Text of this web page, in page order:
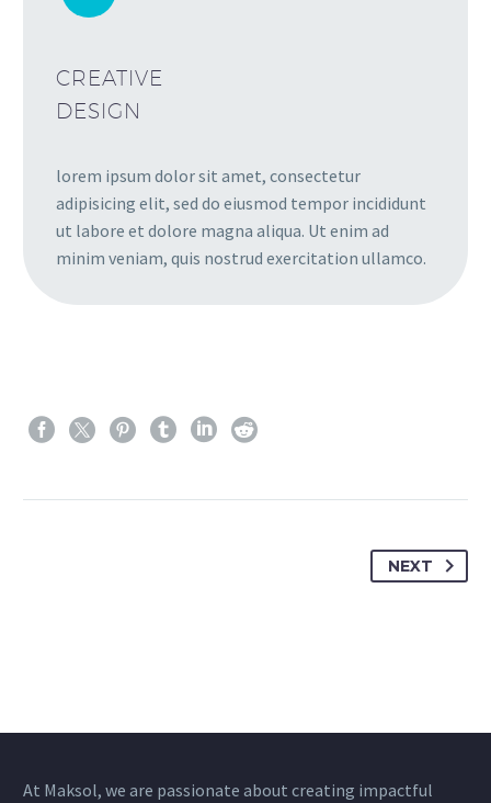
CREATIVE
DESIGN
lorem ipsum dolor sit amet, consectetur
adipisicing elit, sed do eiusmod tempor incididunt
ut labore et dolore magna aliqua. Ut enim ad
minim veniam, quis nostrud exercitation ullamco.
NEXT
At Maksol, we are passionate about creating impactful